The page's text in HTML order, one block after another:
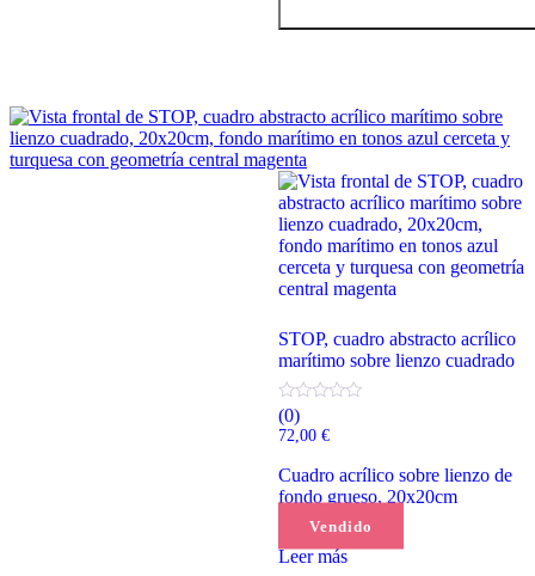
Vendido
STOP, cuadro abstracto acrílico
marítimo sobre lienzo cuadrado
(0)
72,00 €
Cuadro acrílico sobre lienzo de
fondo grueso, 20x20cm
Leer más